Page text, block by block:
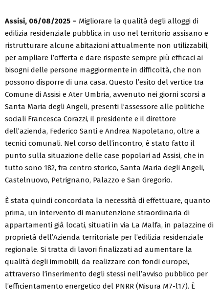
Assisi, 06/08/2025 – Migliorare la qualità degli alloggi di
edilizia residenziale pubblica in uso nel territorio assisano e
ristrutturare alcune abitazioni attualmente non utilizzabili,
per ampliare l’offerta e dare risposte sempre più efficaci ai
bisogni delle persone maggiormente in difficoltà, che non
possono disporre di una casa. Questo l’esito del vertice tra
Comune di Assisi e Ater Umbria, avvenuto nei giorni scorsi a
Santa Maria degli Angeli, presenti l’assessore alle politiche
sociali Francesca Corazzi, il presidente e il direttore
dell’azienda, Federico Santi e Andrea Napoletano, oltre a
tecnici comunali. Nel corso dell’incontro, è stato fatto il
punto sulla situazione delle case popolari ad Assisi, che in
tutto sono 182, fra centro storico, Santa Maria degli Angeli,
Castelnuovo, Petrignano, Palazzo e San Gregorio.
È stata quindi concordata la necessità di effettuare, quanto
prima, un intervento di manutenzione straordinaria di
appartamenti già locati, situati in via La Malfa, in palazzine di
proprietà dell’Azienda territoriale per l’edilizia residenziale
regionale. Si tratta di lavori finalizzati ad aumentare la
qualità degli immobili, da realizzare con fondi europei,
attraverso l’inserimento degli stessi nell’avviso pubblico per
l’efficientamento energetico del PNRR (Misura M7-l17). È